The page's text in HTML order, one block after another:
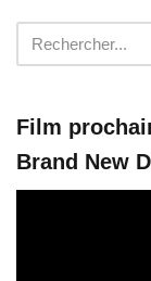
Film
Brand New